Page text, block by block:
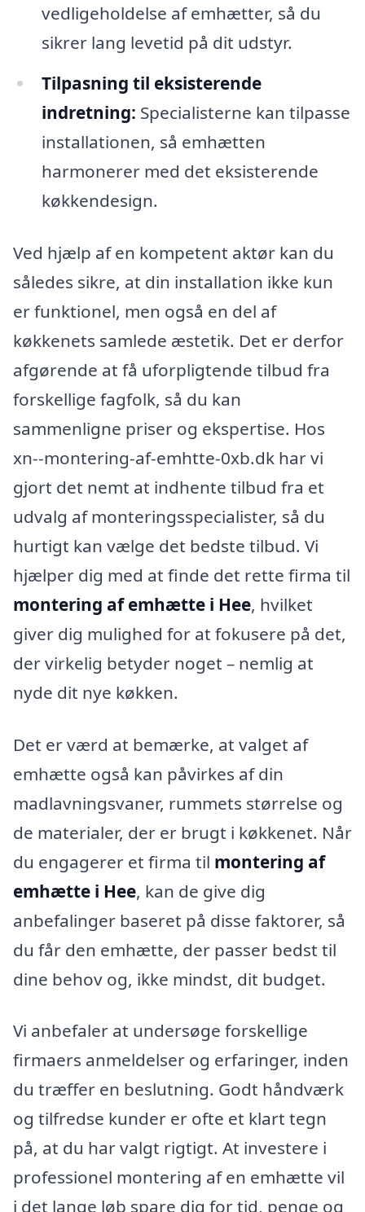
vedligeholdelse af emhætter, så du
sikrer lang levetid på dit udstyr.
Tilpasning til eksisterende
indretning: Specialisterne kan tilpasse
installationen, så emhætten
harmonerer med det eksisterende
køkkendesign.
Ved hjælp af en kompetent aktør kan du
således sikre, at din installation ikke kun
er funktionel, men også en del af
køkkenets samlede æstetik. Det er derfor
afgørende at få uforpligtende tilbud fra
forskellige fagfolk, så du kan
sammenligne priser og ekspertise. Hos
xn--montering-af-emhtte-0xb.dk har vi
gjort det nemt at indhente tilbud fra et
udvalg af monteringsspecialister, så du
hurtigt kan vælge det bedste tilbud. Vi
hjælper dig med at finde det rette firma til
montering af emhætte i Hee, hvilket
giver dig mulighed for at fokusere på det,
der virkelig betyder noget – nemlig at
nyde dit nye køkken.
Det er værd at bemærke, at valget af
emhætte også kan påvirkes af din
madlavningsvaner, rummets størrelse og
de materialer, der er brugt i køkkenet. Når
du engagerer et firma til montering af
emhætte i Hee, kan de give dig
anbefalinger baseret på disse faktorer, så
du får den emhætte, der passer bedst til
dine behov og, ikke mindst, dit budget.
Vi anbefaler at undersøge forskellige
firmaers anmeldelser og erfaringer, inden
du træffer en beslutning. Godt håndværk
og tilfredse kunder er ofte et klart tegn
på, at du har valgt rigtigt. At investere i
professionel montering af en emhætte vil
i det lange løb spare dig for tid, penge og